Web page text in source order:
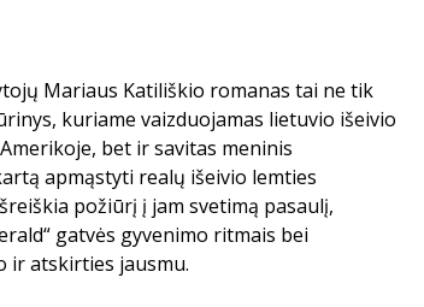
Mariaus Katiliškio romanas tai ne tik
kuriame vaizduojamas lietuvio išeivio
bet ir savitas meninis
apmąstyti realų išeivio lemties
požiūrį į jam svetimą pasaulį,
gatvės gyvenimo ritmais bei
ir atskirties jausmu.